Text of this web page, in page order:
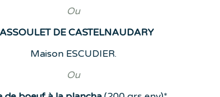
Ou
DE CASTELNAUDARY
Maison ESCUDIER.
Ou